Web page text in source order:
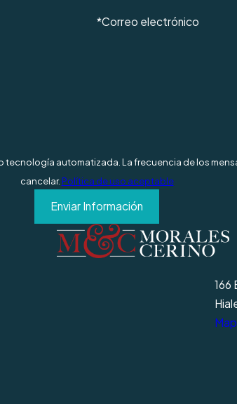
*Correo electrónico
automatizada. La frecuencia de los
cancelar. Política de uso aceptable
Enviar Información
166